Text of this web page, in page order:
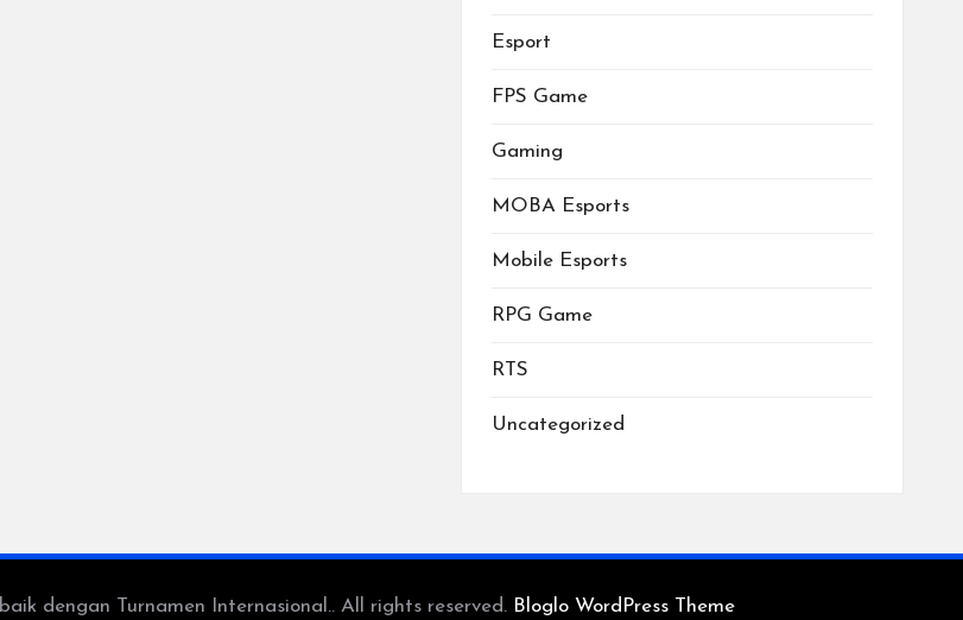
Esport
FPS Game
Gaming
MOBA Esports
Mobile Esports
RPG Game
RTS
Uncategorized
dengan Turnamen Internasional.. All rights reserved. Bloglo WordPress Theme